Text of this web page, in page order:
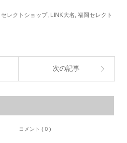
セレクトショップ, LINK大名 ,福岡セレクト
次の記事
コメント ( 0 )